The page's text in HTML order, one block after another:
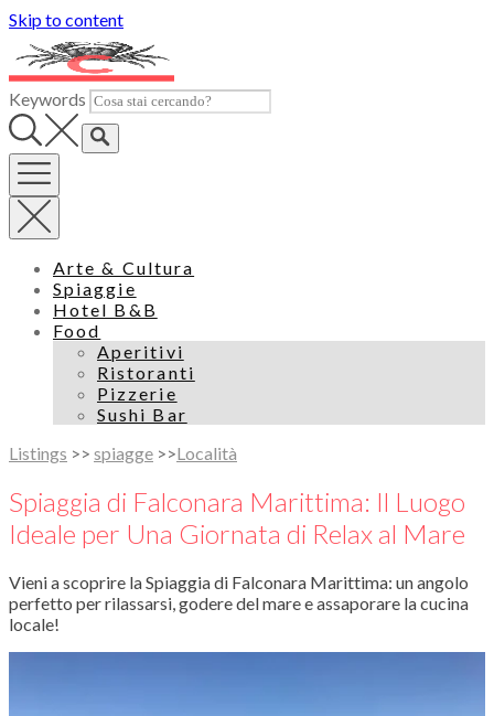
Skip to content
Keywords
Arte & Cultura
Spiaggie
Hotel B&B
Food
Aperitivi
Ristoranti
Pizzerie
Sushi Bar
Listings >> spiagge >>Località
Spiaggia di Falconara Marittima: Il Luogo
Ideale per Una Giornata di Relax al Mare
Vieni a scoprire la Spiaggia di Falconara Marittima: un angolo
perfetto per rilassarsi, godere del mare e assaporare la cucina
locale!